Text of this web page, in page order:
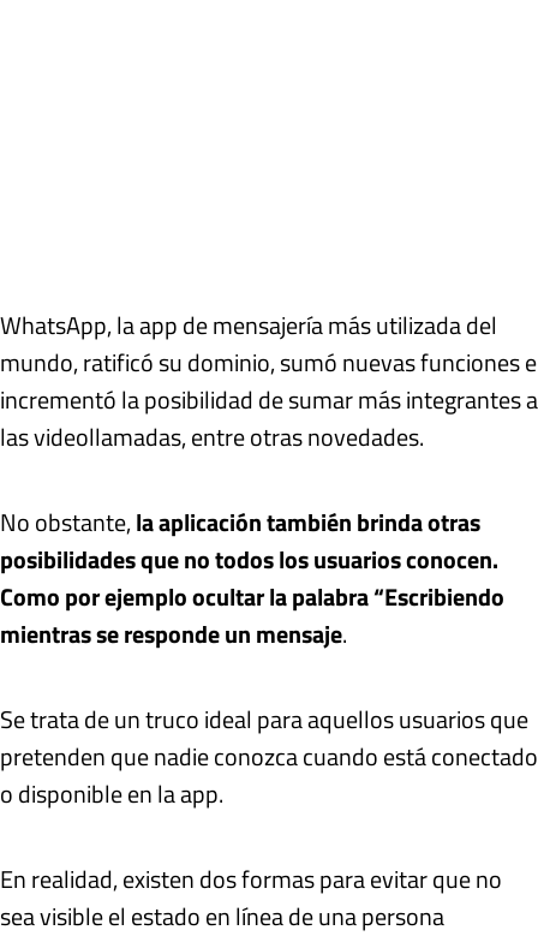
WhatsApp, la app de mensajería más utilizada del
mundo, ratificó su dominio, sumó nuevas funciones e
incrementó la posibilidad de sumar más integrantes a
las videollamadas, entre otras novedades.
No obstante,la aplicación también brinda otras
posibilidades que no todos los usuarios conocen.
Como por ejemplo ocultar la palabra “Escribiendo
mientras se responde un mensaje.
Se trata de un truco ideal para aquellos usuarios que
pretenden que nadie conozca cuando está conectado
o disponible en la app.
En realidad, existen dos formas para evitar que no
sea visible el estado en línea de una persona